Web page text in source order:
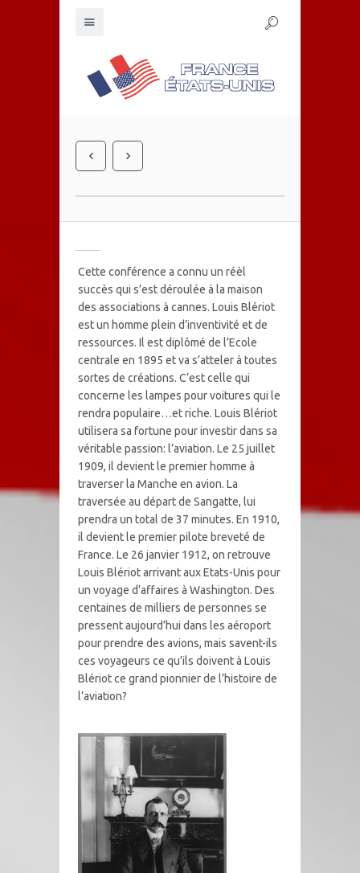
Cette conférence a connu un réèl
succès qui s’est déroulée à la maison
des associations à cannes. Louis Blériot
est un homme plein d’inventivité et de
ressources. Il est diplômé de l’Ecole
centrale en 1895 et va s’atteler à toutes
sortes de créations. C’est celle qui
concerne les lampes pour voitures qui le
rendra populaire…et riche. Louis Blériot
utilisera sa fortune pour investir dans sa
véritable passion: l’aviation. Le 25 juillet
1909, il devient le premier homme à
traverser la Manche en avion. La
traversée au départ de Sangatte, lui
prendra un total de 37 minutes. En 1910,
il devient le premier pilote breveté de
France. Le 26 janvier 1912, on retrouve
Louis Blériot arrivant aux Etats-Unis pour
un voyage d’affaires à Washington. Des
centaines de milliers de personnes se
pressent aujourd’hui dans les aéroport
pour prendre des avions, mais savent-ils
ces voyageurs ce qu’ils doivent à Louis
Blériot ce grand pionnier de l’histoire de
l’aviation?